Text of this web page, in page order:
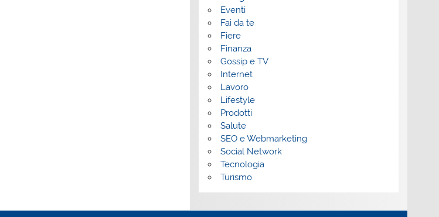
Eventi
Fai da te
Fiere
Finanza
Gossip e TV
Internet
Lavoro
Lifestyle
Prodotti
Salute
SEO e Webmarketing
Social Network
Tecnologia
Turismo